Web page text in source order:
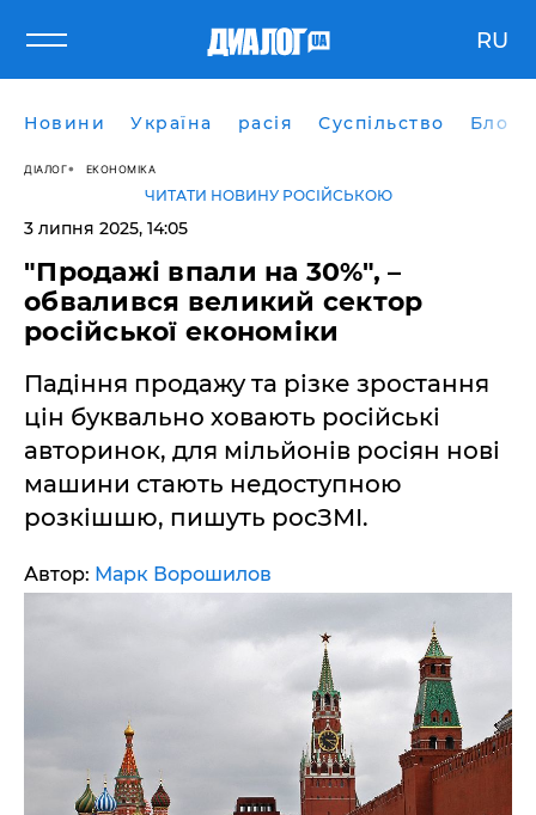
RU
Новини Україна расія Суспільство Блоги
ДІАЛОГ ЕКОНОМІКА
ЧИТАТИ НОВИНУ РОСІЙСЬКОЮ
3 липня 2025, 14:05
"Продажі впали на 30%", –
обвалився великий сектор
російської економіки
Падіння продажу та різке зростання
цін буквально ховають російські
авторинок, для мільйонів росіян нові
машини стають недоступною
розкішшю, пишуть росЗМІ.
Автор: Марк Ворошилов